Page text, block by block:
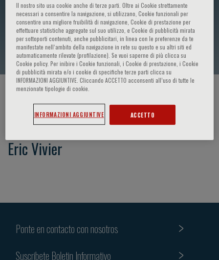
Eric Vivier
HOME PAGE / CURSOS Y EVENTOS
Eric Vivier
Ponte en contacto con nosotros
Suscribete Boletin Informativo
Il nostro sito usa cookie anche di terze parti. Oltre ai Cookie strettamente
necessari a consentire la navigazione, si utilizzano, Cookie funzionali per
consentire una migliore fruibilità di navigazione, Cookie di prestazione per
effettuare statistiche aggregate sul suo utilizzo, e Cookie di pubblicità mirata
per sottoporti contenuti, anche pubblicitari, in linea con le preferenze da te
manifestate nell‘ambito della navigazione in rete su questo e su altri siti ed
automaticamente rilevate (profilazione). Se vuoi saperne di più clicca su
Cookie policy. Per inibire i Cookie funzionali, i Cookie di prestazione, i Cookie
di pubblicità mirata e/o i cookie di specifiche terze parti clicca su
INFORMAZIONI AGGIUNTIVE. Cliccando ACCETTO acconsenti all’uso di tutte le
menzionate tipologie di cookie.
INFORMAZIONI AGGIUNTIVE ACCETTO